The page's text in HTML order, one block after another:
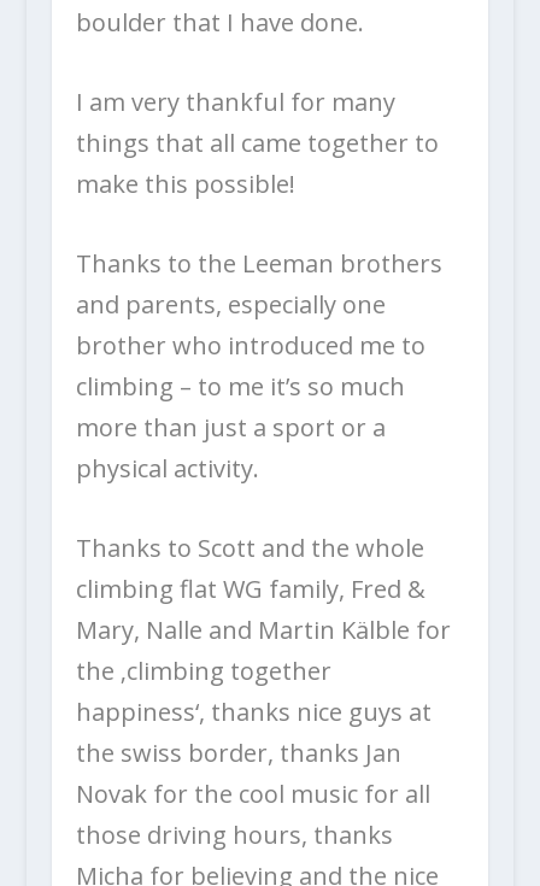
boulder that I have done.
I am very thankful for many
things that all came together to
make this possible!
Thanks to the Leeman brothers
and parents, especially one
brother who introduced me to
climbing – to me it’s so much
more than just a sport or a
physical activity.
Thanks to Scott and the whole
climbing flat WG family, Fred &
Mary, Nalle and Martin Kälble for
the ‚climbing together
happiness‘, thanks nice guys at
the swiss border, thanks Jan
Novak for the cool music for all
those driving hours, thanks
Micha for believing and the nice